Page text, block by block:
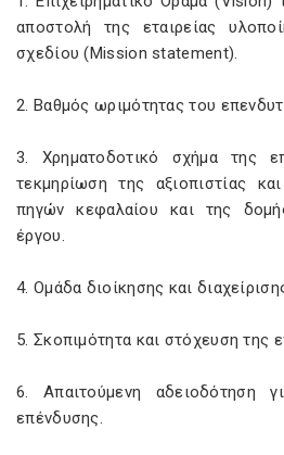
αποστολή της εταιρείας
σχεδίου (Mission statement).
2. Βαθμός ωριμότητας του
3. Χρηματοδοτικό σχήμα της
τεκμηρίωση της αξιοπιστίας
πηγών κεφαλαίου και της
έργου.
4. Ομάδα διοίκησης και
5. Σκοπιμότητα και στόχευση της
6. Απαιτούμενη αδειοδότηση
επένδυσης.